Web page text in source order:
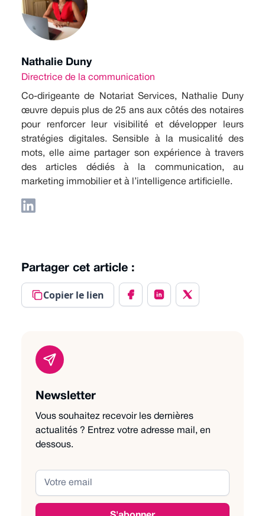
Nathalie Duny
Directrice de la communication
Co-dirigeante de Notariat Services, Nathalie Duny
œuvre depuis plus de 25 ans aux côtés des notaires
pour renforcer leur visibilité et développer leurs
stratégies digitales. Sensible à la musicalité des
mots, elle aime partager son expérience à travers
des articles dédiés à la communication, au
marketing immobilier et à l’intelligence artificielle.
Partager cet article :
Copier le lien
Newsletter
Vous souhaitez recevoir les dernières
actualités ? Entrez votre adresse mail, en
dessous.